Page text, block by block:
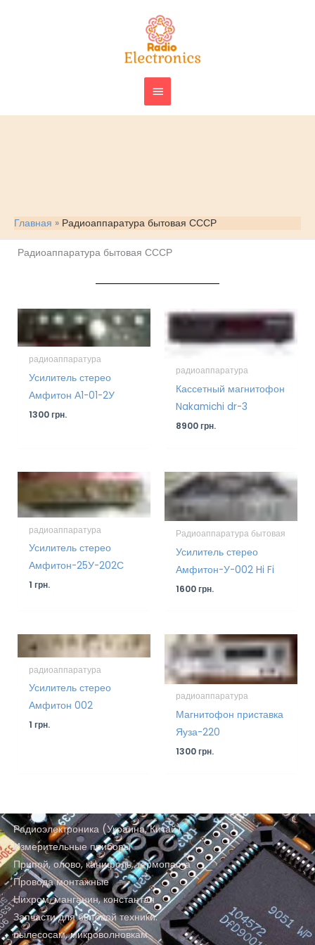
ГЛАВНОЕ
МЕНЮ
Главная Радиоаппаратура бытовая СССР
Радиоаппаратура бытовая СССР
радиоаппаратура
Усилитель стерео
Амфитон А1-01-2У
1300грн.
радиоаппаратура
Кассетный магнитофон
Nakamichi dr-3
8900грн.
радиоаппаратура
Усилитель стерео
Амфитон-25У-202С
1грн.
Радиоаппаратура бытовая
Усилитель стерео
Амфитон-У-002 Hi Fi
1600грн.
радиоаппаратура
Усилитель стерео
Амфитон 002
1грн.
радиоаппаратура
Магнитофон приставка
Яуза-220
1300грн.
Радиоэлектроника (Украина, Китай)
Измерительные приборы
Припой, олово, канифоль, термопаста
Провода монтажные
Нихром, манганин, константан
Запчасти для бытовой техники:
пылесосам, микроволновкам